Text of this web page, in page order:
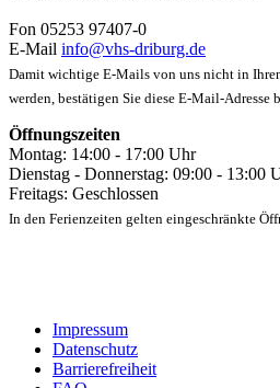
Fon 05253 97407-0
E-Mail info@vhs-driburg.de
Damit wichtige E-Mails von uns nicht in
werden, bestätigen Sie diese E-Mail-Adresse
Öffnungszeiten
Montag: 14:00 - 17:00 Uhr
Dienstag - Donnerstag: 09:00 - 13:00
Freitags: Geschlossen
In den Ferienzeiten gelten eingeschränkte
Impressum
Datenschutz
Barrierefreiheit